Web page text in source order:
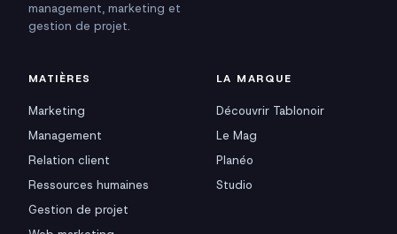
management, marketing et
gestion de projet.
MATIÈRES
Marketing
Management
Relation client
Ressources humaines
Gestion de projet
LA MARQUE
Découvrir Tablonoir
Le Mag
Planéo
Studio